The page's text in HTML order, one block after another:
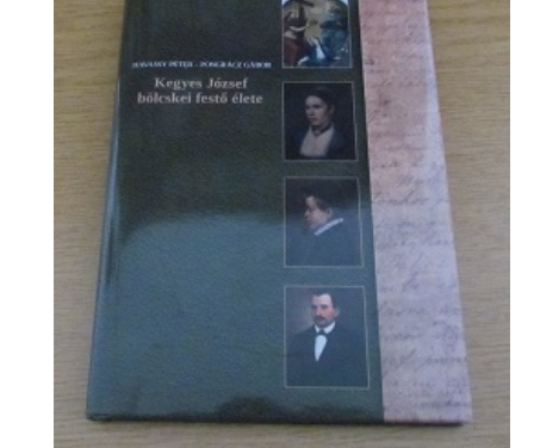
Háziorvos
Fogorvos
Védőnői szolgálat
Központi orvosi ügyelet
Alapszolgáltatási Központ
Kultúra